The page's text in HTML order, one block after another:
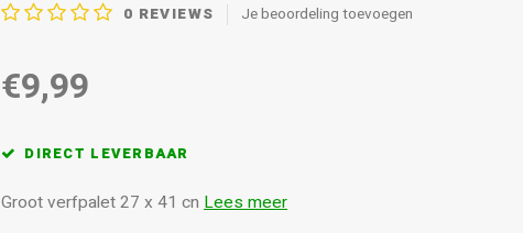
0 REVIEWS Je beoordeling toevoegen
€9,99
DIRECT LEVERBAAR
Groot verfpalet 27 x 41 cn Lees meer